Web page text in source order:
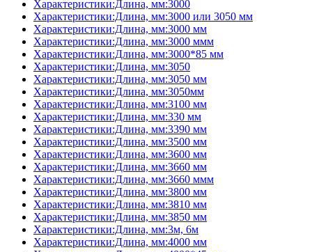
Характеристики:Длина, мм:3000
Характеристики:Длина, мм:3000 или 3050 мм
Характеристики:Длина, мм:3000 мм
Характеристики:Длина, мм:3000 ммм
Характеристики:Длина, мм:3000*85 мм
Характеристики:Длина, мм:3050
Характеристики:Длина, мм:3050 мм
Характеристики:Длина, мм:3050мм
Характеристики:Длина, мм:3100 мм
Характеристики:Длина, мм:330 мм
Характеристики:Длина, мм:3390 мм
Характеристики:Длина, мм:3500 мм
Характеристики:Длина, мм:3600 мм
Характеристики:Длина, мм:3660 мм
Характеристики:Длина, мм:3660 ммм
Характеристики:Длина, мм:3800 мм
Характеристики:Длина, мм:3810 мм
Характеристики:Длина, мм:3850 мм
Характеристики:Длина, мм:3м, 6м
Характеристики:Длина, мм:4000 мм